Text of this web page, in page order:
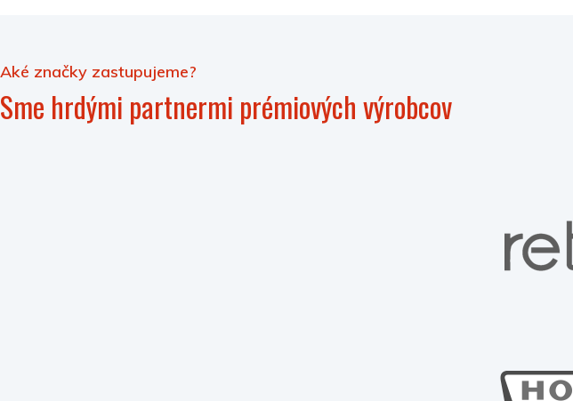
Aké značky zastupujeme?
Sme hrdými partnermi prémiových výrobcov